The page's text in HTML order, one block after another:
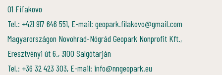
01 Fiľakovo
Tel.: +421 917 646 551, E-mail: geopark.filakovo@gmail.com
Magyarországon Novohrad-Nógrád Geopark Nonprofit Kft.,
Eresztvényi út 6., 3100 Salgótarján
Tel.: +36 32 423 303, E-mail: info@nngeopark.eu